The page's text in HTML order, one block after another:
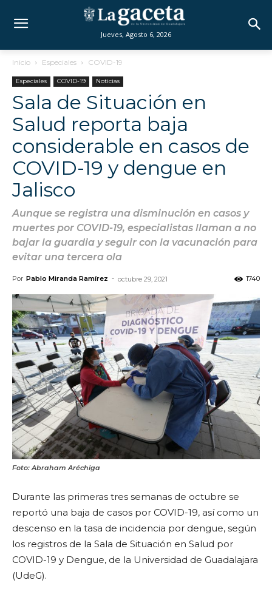
Jueves, Agosto 6, 2026
Inicio Especiales COVID-19
Especiales COVID-19 Noticias
Sala de Situación en
Salud reporta baja
considerable en casos de
COVID-19 y dengue en
Jalisco
Aunque se registra una disminución en casos y
muertes por COVID-19, especialistas llaman a no
bajar la guardia y seguir con la vacunación para
evitar una tercera ola
Por Pablo Miranda Ramírez - octubre 29, 2021 1740
Foto: Abraham Aréchiga
Durante las primeras tres semanas de octubre se
reportó una baja de casos por COVID-19, así como un
descenso en la tasa de incidencia por dengue, según
los registros de la Sala de Situación en Salud por
COVID-19 y Dengue, de la Universidad de Guadalajara
(UdeG).